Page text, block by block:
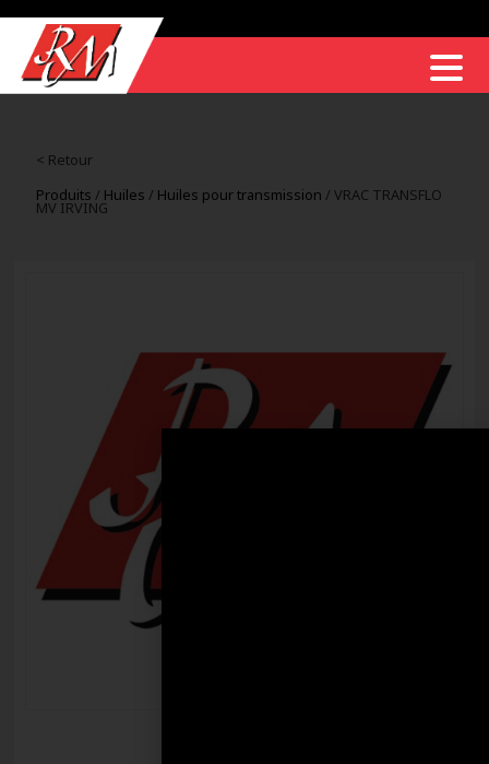
< Retour
Produits / Huiles / Huiles pour transmission / VRAC TRANSFLO
MV IRVING